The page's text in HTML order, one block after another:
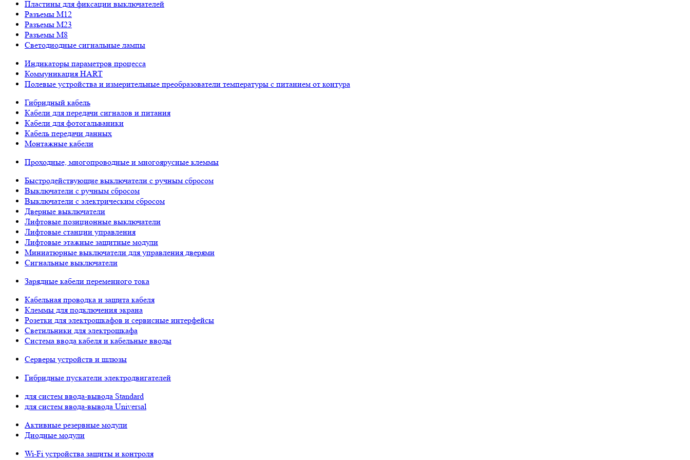
Пластины для фиксации выключателей
Разъемы M12
Разъемы M23
Разъемы M8
Светодиодные сигнальные лампы
Индикаторы параметров процесса
Коммуникация HART
Полевые устройства и измерительные преобразователи температуры с питанием от контура
Гибридный кабель
Кабели для передачи сигналов и питания
Кабели для фотогальваники
Кабель передачи данных
Монтажные кабели
Проходные, многопроводные и многоярусные клеммы
Быстродействующие выключатели с ручным сбросом
Выключатели с ручным сбросом
Выключатели с электрическим сбросом
Дверные выключатели
Лифтовые позиционные выключатели
Лифтовые станции управления
Лифтовые этажные защитные модули
Миниатюрные выключатели для управления дверями
Сигнальные выключатели
Зарядные кабели переменного тока
Кабельная проводка и защита кабеля
Клеммы для подключения экрана
Розетки для электрошкафов и сервисные интерфейсы
Светильники для электрошкафа
Система ввода кабеля и кабельные вводы
Серверы устройств и шлюзы
Гибридные пускатели электродвигателей
для систем ввода-вывода Standard
для систем ввода-вывода Universal
Активные резервные модули
Диодные модули
Wi-Fi устройства защиты и контроля